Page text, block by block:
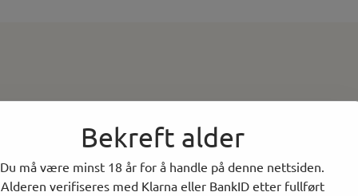
Bekreft alder
Du må være minst 18 år for å handle på denne nettsiden.
Alderen verifiseres med Klarna eller BankID etter fullført
Legg til kommentar